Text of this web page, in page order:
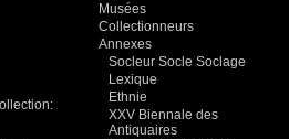
Musées
Collectionneurs
Annexes
Socleur Socle Soclage
Lexique
Ethnie
XXV Biennale des
Antiquaires